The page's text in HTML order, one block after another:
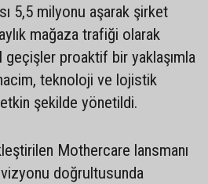
5,5 milyonu aşarak şirket
mağaza trafiği olarak
proaktif bir yaklaşımla
teknoloji ve lojistik
şekilde yönetildi.
Mothercare lansmanı
doğrultusunda